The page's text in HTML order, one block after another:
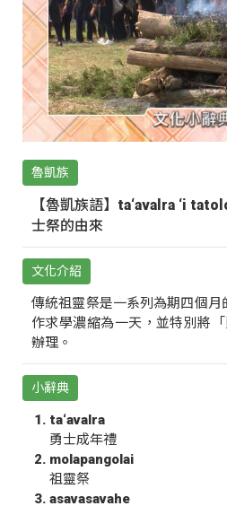
魯凱族
【魯凱族語】ta‘avalra ‘i
士祭的由來
文化介紹
傳統祖靈祭是一系列為期四個
作求學濃縮為一天，並特別將
辦理。
小辭典
ta‘avalra
勇士成年禮
molapangolai
祖靈祭
asavasavahe